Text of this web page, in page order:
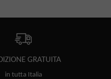
GRATUITA
in tutta Italia